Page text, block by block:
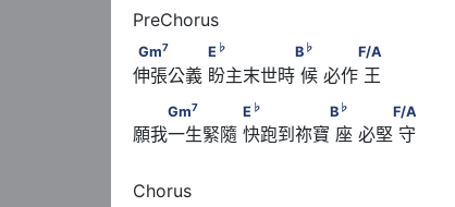
Gm7 E B
Gm7 E ♭ B ♭ F/A
伸張公義 盼主末世時 候 必作 王
Gm7 E B
Gm7 E ♭ B ♭ F/A
願我一生緊隨 快跑到祢寶 座 必堅 守